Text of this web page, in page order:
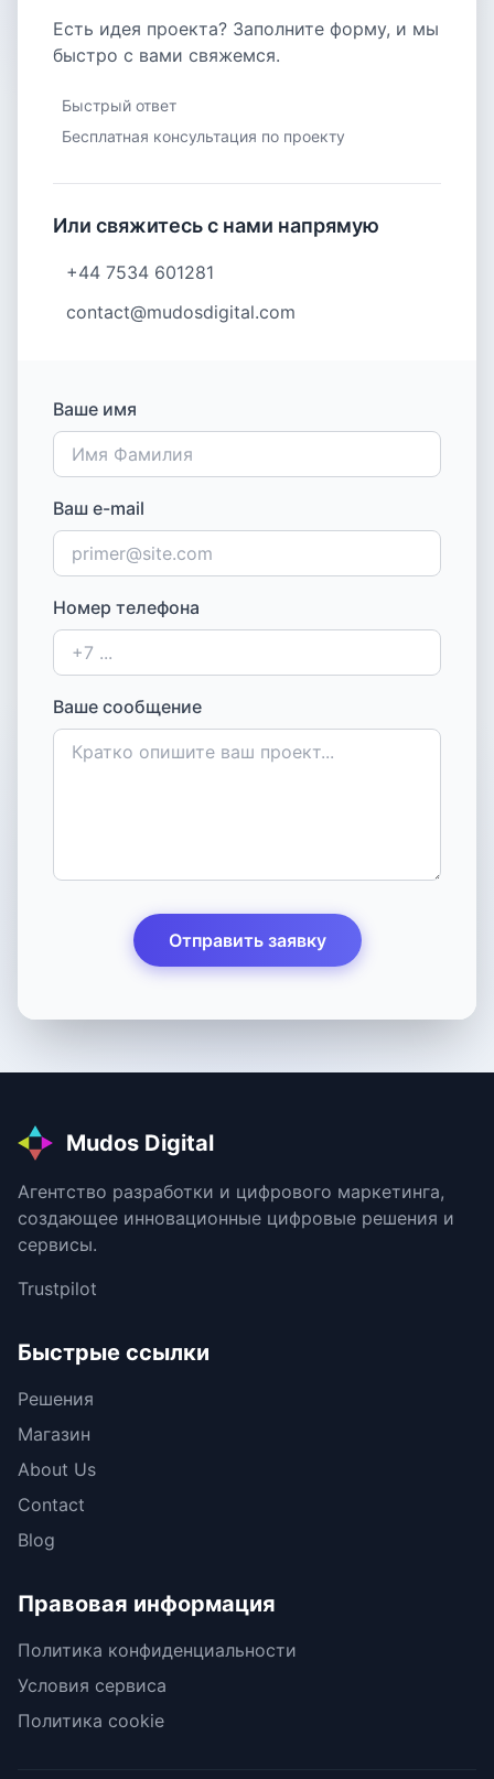
Есть идея проекта? Заполните форму, и мы
быстро с вами свяжемся.
Быстрый ответ
Бесплатная консультация по проекту
Или свяжитесь с нами напрямую
+44 7534 601281
contact@mudosdigital.com
Ваше имя
Ваш e-mail
Номер телефона
Ваше сообщение
Отправить заявку
Mudos Digital
Агентство разработки и цифрового маркетинга,
создающее инновационные цифровые решения и
сервисы.
Trustpilot
Быстрые ссылки
Решения
Магазин
About Us
Contact
Blog
Правовая информация
Политика конфиденциальности
Условия сервиса
Политика cookie